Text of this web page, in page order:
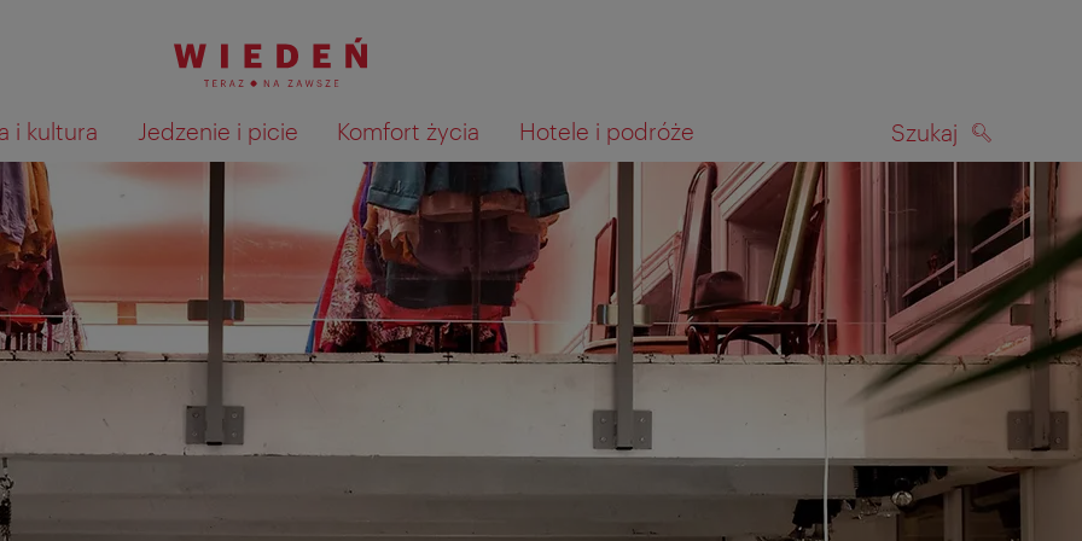
i kultura Jedzenie i picie Komfort życia Hotele i podróże Szukaj
Pokaż na mapie wyniki wyszukiwania SZUKAJ